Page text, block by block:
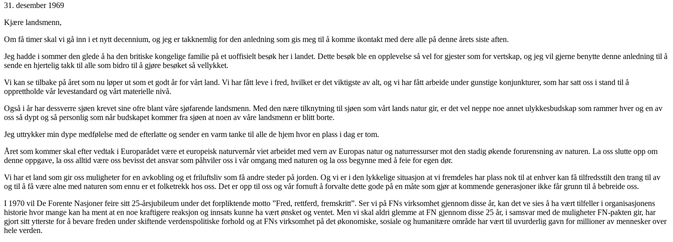
31. desember 1969
Kjære landsmenn,
Om få timer skal vi gå inn i et nytt decennium, og jeg er takknemlig for den anledning som gis meg til å komme ikontakt med dere alle på denne årets siste aften.
Jeg hadde i sommer den glede å ha den britiske kongelige familie på et uoffisielt besøk her i landet. Dette besøk ble en opplevelse så vel for gjester som for vertskap, og jeg vil gjerne benytte denne anledning til å
sende en hjertelig takk til alle som bidro til å gjøre besøket så vellykket.
Vi kan se tilbake på året som nu løper ut som et godt år for vårt land. Vi har fått leve i fred, hvilket er det viktigste av alt, og vi har fått arbeide under gunstige konjunkturer, som har satt oss i stand til å
opprettholde vår levestandard og vårt materielle nivå.
Også i år har dessverre sjøen krevet sine ofre blant våre sjøfarende landsmenn. Med den nære tilknytning til sjøen som vårt lands natur gir, er det vel neppe noe annet ulykkesbudskap som rammer hver og en av
oss så dypt og så personlig som når budskapet kommer fra sjøen at noen av våre landsmenn er blitt borte.
Jeg uttrykker min dype medfølelse med de efterlatte og sender en varm tanke til alle de hjem hvor en plass i dag er tom.
Året som kommer skal efter vedtak i Europarådet være et europeisk naturvernår viet arbeidet med vern av Europas natur og naturressurser mot den stadig økende forurensning av naturen. La oss slutte opp om
denne oppgave, la oss alltid være oss bevisst det ansvar som påhviler oss i vår omgang med naturen og la oss begynne med å feie for egen dør.
Vi har et land som gir oss muligheter for en avkobling og et friluftsliv som få andre steder på jorden. Og vi er i den lykkelige situasjon at vi fremdeles har plass nok til at enhver kan få tilfredsstilt den trang til av
og til å få være alne med naturen som ennu er et folketrekk hos oss. Det er opp til oss og vår fornuft å forvalte dette gode på en måte som gjør at kommende generasjoner ikke får grunn til å bebreide oss.
I 1970 vil De Forente Nasjoner feire sitt 25-årsjubileum under det forpliktende motto ”Fred, rettferd, fremskritt”. Ser vi på FNs virksomhet gjennom disse år, kan det ve sies å ha vært tilfeller i organisasjonens
historie hvor mange kan ha ment at en noe kraftigere reaksjon og innsats kunne ha vært ønsket og ventet. Men vi skal aldri glemme at FN gjennom disse 25 år, i samsvar med de muligheter FN-pakten gir, har
gjort sitt ytterste for å bevare freden under skiftende verdenspolitiske forhold og at FNs virksomhet på det økonomiske, sosiale og humanitære område har vært til uvurderlig gavn for millioner av mennesker over
hele verden.